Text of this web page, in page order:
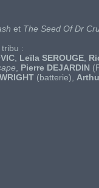
et The Seed Of Dr
:
Leïla SEROUGE
Pierre DEJARDIN
(batterie),